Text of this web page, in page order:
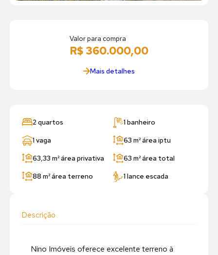
Valor para compra
R$ 360.000,00
Mais detalhes
2 quartos 1 banheiro
1 vaga 63 m²área iptu
63,33 m²área privativa 63 m²área total
88 m²área terreno 1 lance escada
Descrição
Nino Imóveis oferece excelente terreno à